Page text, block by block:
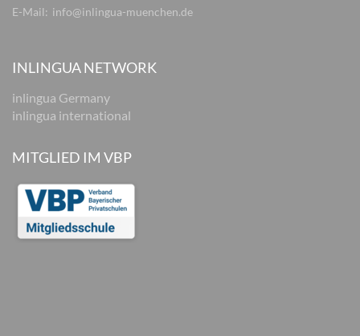
E-Mail: info@inlingua-muenchen.de
INLINGUA NETWORK
inlingua Germany
inlingua international
MITGLIED IM VBP